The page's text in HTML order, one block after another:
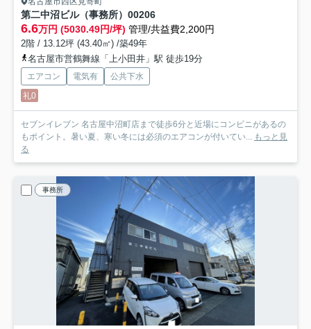
第二中沼ビル（事務所） 00206
6.6万円 (5030.49円/坪) 管理/共益費2,200円
2階 / 13.12坪 (43.40㎡) /築49年
名古屋市営鶴舞線「上小田井」駅 徒歩19分
エアコン 電気有
公共下水
礼0
セブンイレブン 名古屋中沼町店まで徒歩6分と近場にコンビニがあるの
もポイント。暑い夏、寒い冬には必須のエアコンが付いてい... もっと見
る
事務所